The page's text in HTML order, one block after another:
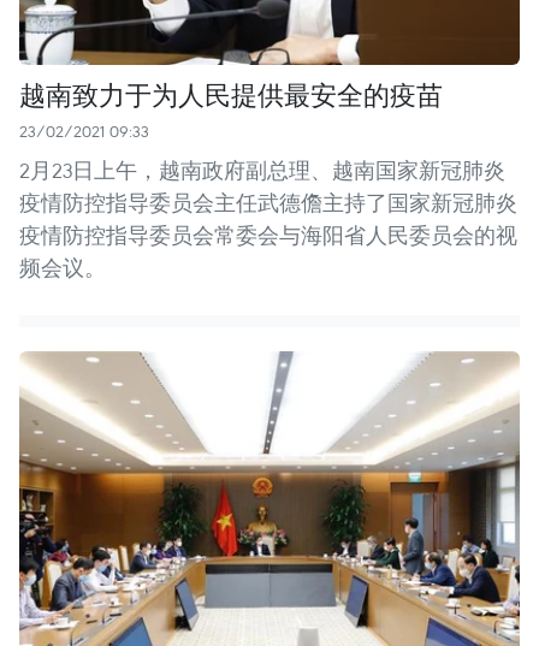
越南致力于为人民提供最安全的疫苗
23/02/2021 09:33
2月23日上午，越南政府副总理、越南国家新冠肺炎
疫情防控指导委员会主任武德儋主持了国家新冠肺炎
疫情防控指导委员会常委会与海阳省人民委员会的视
频会议。